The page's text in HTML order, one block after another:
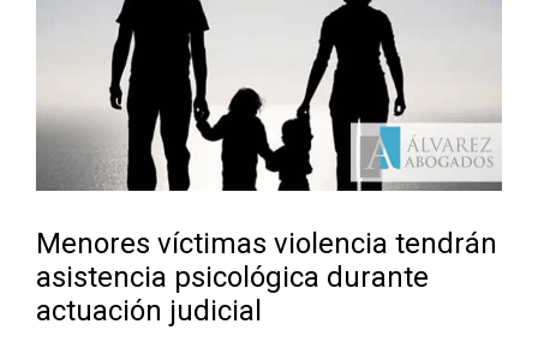
Menores víctimas violencia tendrán
asistencia psicológica durante
actuación judicial